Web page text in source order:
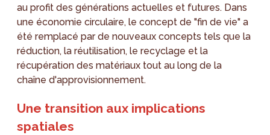
au profit des générations actuelles et futures. Dans
une économie circulaire, le concept de "fin de vie" a
été remplacé par de nouveaux concepts tels que la
réduction, la réutilisation, le recyclage et la
récupération des matériaux tout au long de la
chaîne d'approvisionnement.
Une transition aux implications
spatiales